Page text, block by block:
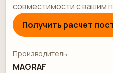
совместимости с вашим
Получить расчет
Производитель
MAGRAF